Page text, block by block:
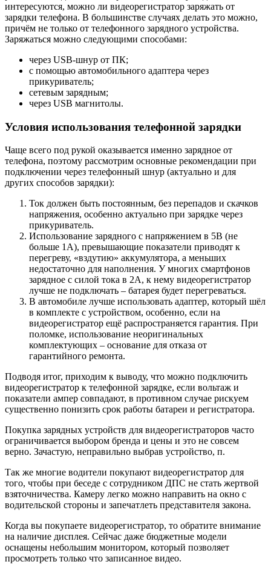
интересуются, можно ли видеорегистратор заряжать от
зарядки телефона. В большинстве случаях делать это можно,
причём не только от телефонного зарядного устройства.
Заряжаться можно следующими способами:
через USB-шнур от ПК;
с помощью автомобильного адаптера через
прикуриватель;
сетевым зарядным;
через USB магнитолы.
Условия использования телефонной зарядки
Чаще всего под рукой оказывается именно зарядное от
телефона, поэтому рассмотрим основные рекомендации при
подключении через телефонный шнур (актуально и для
других способов зарядки):
Ток должен быть постоянным, без перепадов и скачков
напряжения, особенно актуально при зарядке через
прикуриватель.
Использование зарядного с напряжением в 5В (не
больше 1А), превышающие показатели приводят к
перегреву, «вздутию» аккумулятора, а меньших
недостаточно для наполнения. У многих смартфонов
зарядное с силой тока в 2А, к нему видеорегистратор
лучше не подключать – батарея будет перегреваться.
В автомобиле лучше использовать адаптер, который шёл
в комплекте с устройством, особенно, если на
видеорегистратор ещё распространяется гарантия. При
поломке, использование неоригинальных
комплектующих – основание для отказа от
гарантийного ремонта.
Подводя итог, приходим к выводу, что можно подключить
видеорегистратор к телефонной зарядке, если вольтаж и
показатели ампер совпадают, в противном случае рискуем
существенно понизить срок работы батареи и регистратора.
Покупка зарядных устройств для видеорегистраторов часто
ограничивается выбором бренда и цены и это не совсем
верно. Зачастую, неправильно выбрав устройство, п.
Так же многие водители покупают видеорегистратор для
того, чтобы при беседе с сотрудником ДПС не стать жертвой
взяточничества. Камеру легко можно направить на окно с
водительской стороны и запечатлеть представителя закона.
Когда вы покупаете видеорегистратор, то обратите внимание
на наличие дисплея. Сейчас даже бюджетные модели
оснащены небольшим монитором, который позволяет
просмотреть только что записанное видео.